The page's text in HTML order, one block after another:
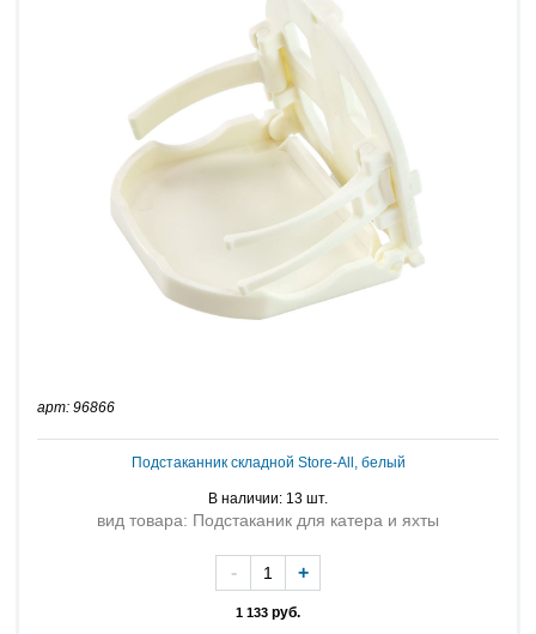
арт: 96866
Подстаканник складной Store-All, белый
В наличии: 13 шт.
вид товара: Подстаканик для катера и яхты
1 133 руб.
- +